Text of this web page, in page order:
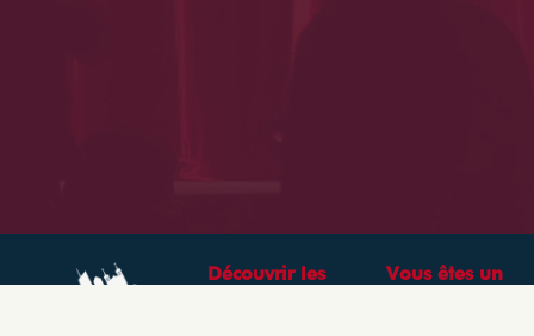
Découvrir les
Vous êtes un